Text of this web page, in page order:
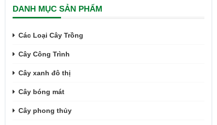
DANH MỤC SẢN PHẨM
Các Loại Cây Trồng
Cây Công Trình
Cây xanh đô thị
Cây bóng mát
Cây phong thủy